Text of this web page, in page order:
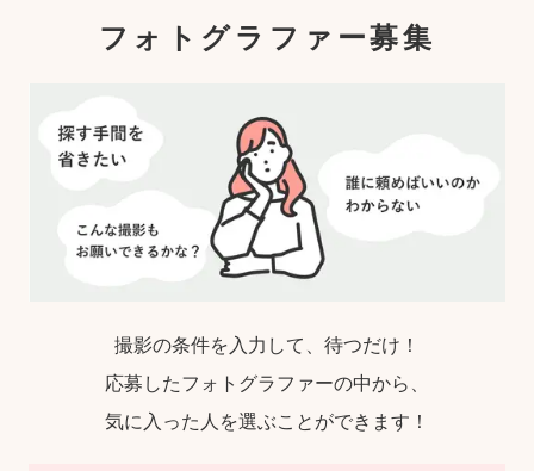
フォトグラファー募集
撮影の条件を入力して、待つだけ！
応募したフォトグラファーの中から、
気に入った人を選ぶことができます！